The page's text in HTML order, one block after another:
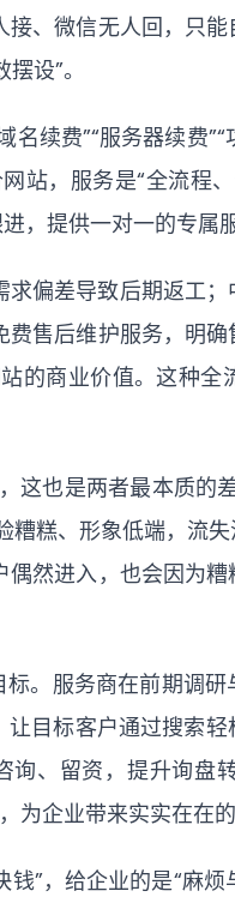
、微信无人回，只
设”。
续费”“服务器续费
站，服务是“全流程
，提供一对一的专属服
偏差导致后期返工
售后维护服务，明
的商业价值。这种
也是两者最本质的
糕、形象低端，流
然进入，也会因为
。服务商在前期调研
目标客户通过搜索
、留资，提升询盘
为企业带来实实在在的
”，给企业的是“麻烦